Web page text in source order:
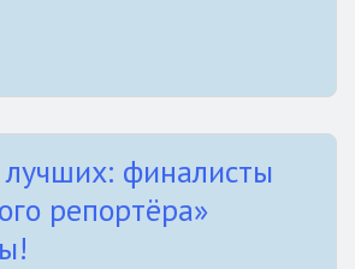
финалисты
репортёра»